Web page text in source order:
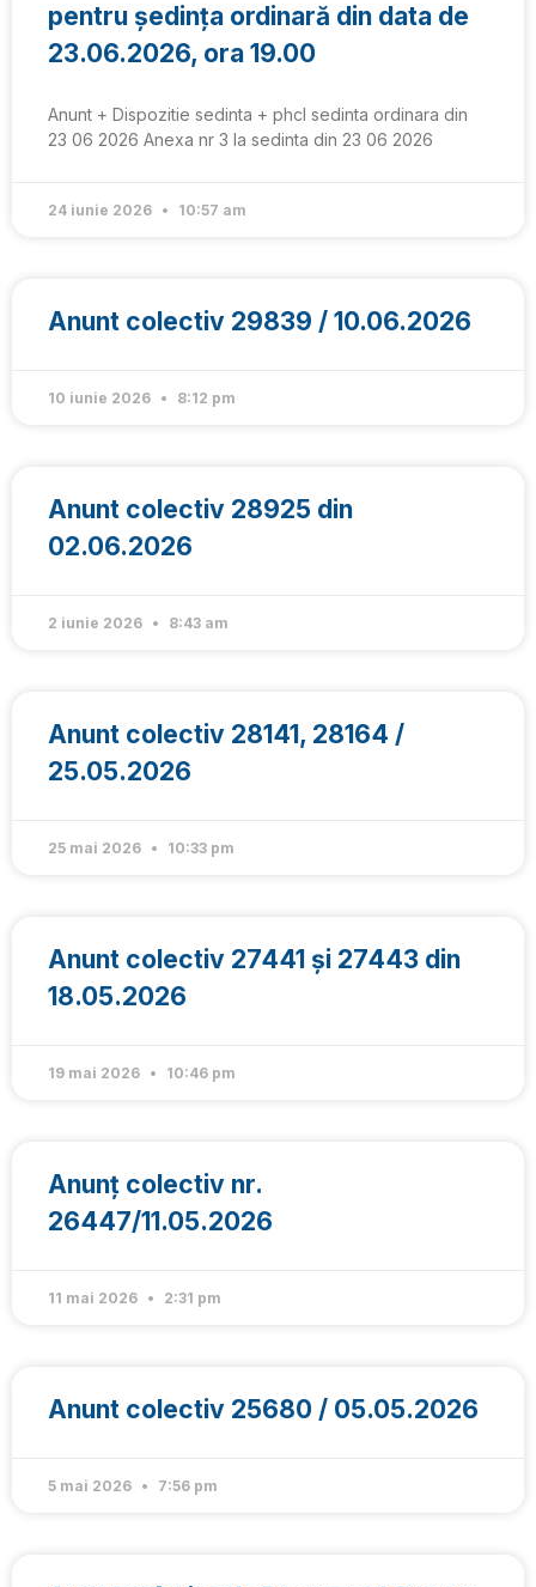
pentru ședința ordinară din data de
23.06.2026, ora 19.00
Anunt + Dispozitie sedinta + phcl sedinta ordinara din
23 06 2026 Anexa nr 3 la sedinta din 23 06 2026
24 iunie 2026 10:57 am
Anunt colectiv 29839 / 10.06.2026
10 iunie 2026 8:12 pm
Anunt colectiv 28925 din
02.06.2026
2 iunie 2026 8:43 am
Anunt colectiv 28141, 28164 /
25.05.2026
25 mai 2026 10:33 pm
Anunt colectiv 27441 și 27443 din
18.05.2026
19 mai 2026 10:46 pm
Anunț colectiv nr.
26447/11.05.2026
11 mai 2026 2:31 pm
Anunt colectiv 25680 / 05.05.2026
5 mai 2026 7:56 pm